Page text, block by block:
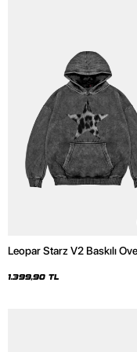
Leopar Starz V2 Baskılı
Hoodie
1.399,90 TL